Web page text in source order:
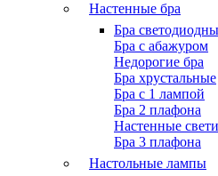
Настенные бра
Бра
Бра с абажуром
Недорогие бра
Бра хрустальные
Бра с 1 лампой
Бра 2 плафона
Настенные
Бра 3 плафона
Настольные лампы